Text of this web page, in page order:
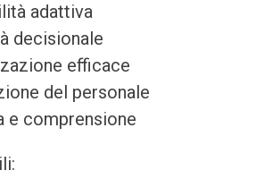
adattiva
decisionale
efficace
del personale
e comprensione